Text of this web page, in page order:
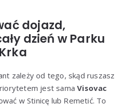
dojazd,
dzień w Parku
zależy od tego, skąd ruszasz
jest samaVisovac
w Stinicę lub Remetić. To